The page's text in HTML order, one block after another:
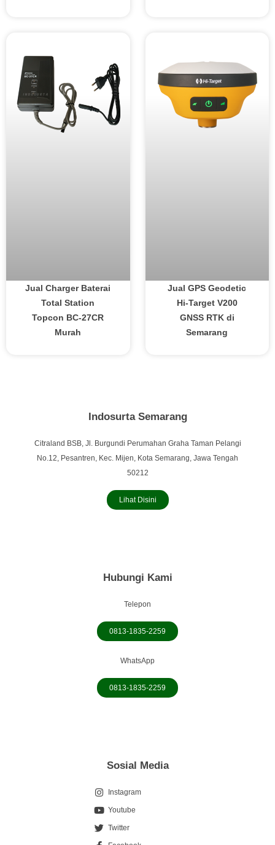
Jual Charger Baterai
Total Station
Topcon BC-27CR
Murah
Jual GPS Geodetic
Hi-Target V200
GNSS RTK di
Semarang
Indosurta Semarang
Citraland BSB, Jl. Burgundi Perumahan Graha Taman Pelangi
No.12, Pesantren, Kec. Mijen, Kota Semarang, Jawa Tengah
50212
Lihat Disini
Hubungi Kami
Telepon
0813-1835-2259
WhatsApp
0813-1835-2259
Sosial Media
Instagram
Youtube
Twitter